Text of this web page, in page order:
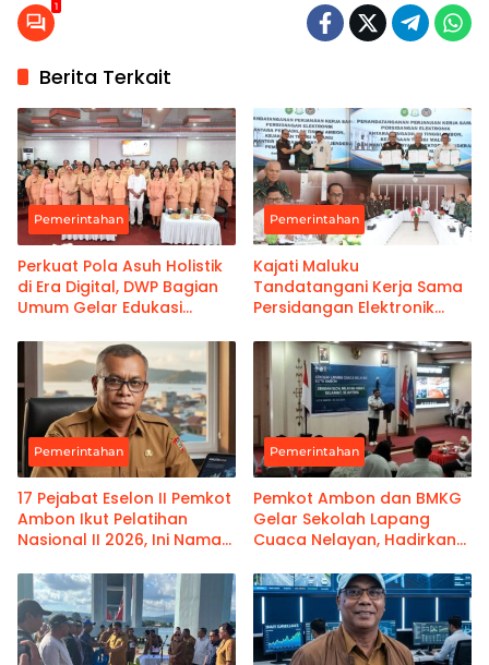
1
Berita Terkait
Pemerintahan
Perkuat Pola Asuh Holistik
di Era Digital, DWP Bagian
Umum Gelar Edukasi
Pemerintahan
Kajati Maluku
Tandatangani Kerja Sama
Persidangan Elektronik
Kanwil Pemasyarakatan
Maluku
Pemerintahan
17 Pejabat Eselon II Pemkot
Ambon Ikut Pelatihan
Nasional II 2026, Ini Nama-
Pemerintahan
Pemkot Ambon dan BMKG
Gelar Sekolah Lapang
Cuaca Nelayan, Hadirkan